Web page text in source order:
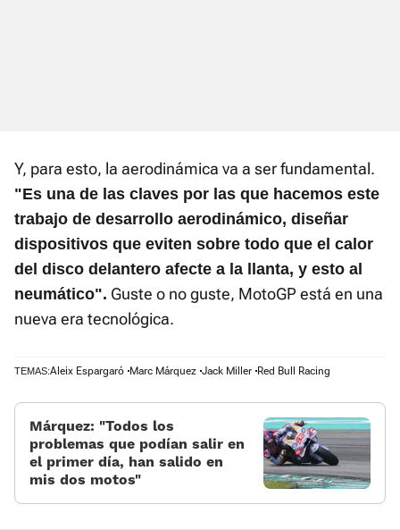
Y, para esto, la aerodinámica va a ser fundamental.
"Es una de las claves por las que hacemos este
trabajo de desarrollo aerodinámico, diseñar
dispositivos que eviten sobre todo que el calor
del disco delantero afecte a la llanta, y esto al
neumático". Guste o no guste, MotoGP está en una
nueva era tecnológica.
TEMAS:Aleix Espargaró Marc Márquez Jack Miller Red Bull Racing
Márquez: “Todos los
problemas que podían salir en
el primer día, han salido en
mis dos motos”